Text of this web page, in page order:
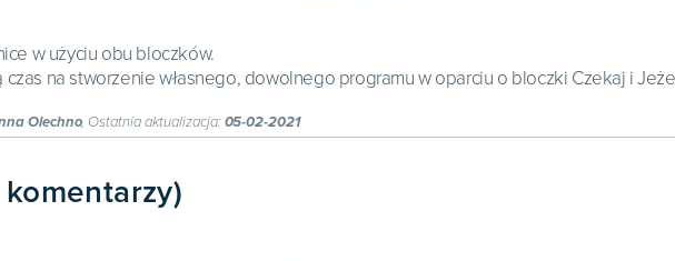
w użyciu obu bloczków.
czas na stworzenie własnego, dowolnego programu w oparciu o bloczki Czekaj i
Olechno, Ostatnia aktualizacja:05-02-2021